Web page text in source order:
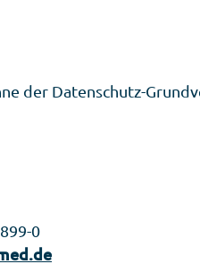
der Datenschutz-
0